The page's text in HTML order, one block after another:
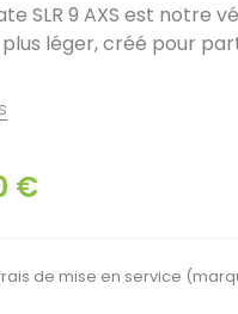
SLR 9 AXS est notre
léger, créé pour
€
de mise en service